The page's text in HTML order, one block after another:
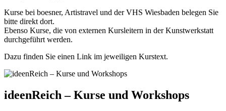
Kurse bei boesner, Artistravel und der VHS Wiesbaden belegen Sie
bitte direkt dort.
Ebenso Kurse, die von externen Kursleitern in der Kunstwerkstatt
durchgeführt werden.
Dazu finden Sie einen Link im jeweiligen Kurstext.
ideenReich – Kurse und Workshops